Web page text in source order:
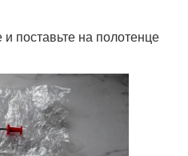
поставьте на полотенце